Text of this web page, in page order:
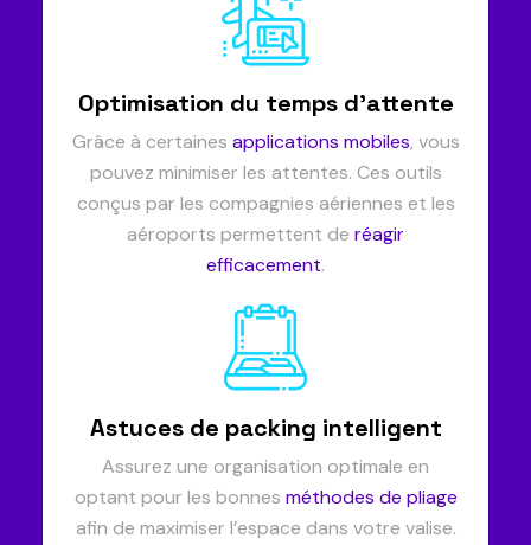
Optimisation du temps d’attente
Grâce à certaines applications mobiles, vous
pouvez minimiser les attentes. Ces outils
conçus par les compagnies aériennes et les
aéroports permettent de réagir
efficacement.
Astuces de packing intelligent
Assurez une organisation optimale en
optant pour les bonnes méthodes de pliage
afin de maximiser l’espace dans votre valise.